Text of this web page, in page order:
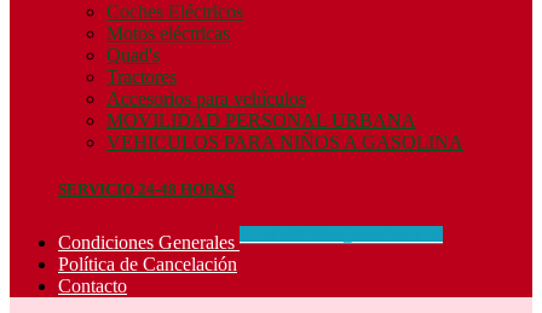
Coches Eléctricos
Motos eléctricas
Quad's
Tractores
Accesorios para vehículos
MOVILIDAD PERSONAL URBANA
VEHICULOS PARA NIÑOS A GASOLINA
SERVICIO 24-48 HORAS
Condiciones Generales
Política de Cancelación
Contacto